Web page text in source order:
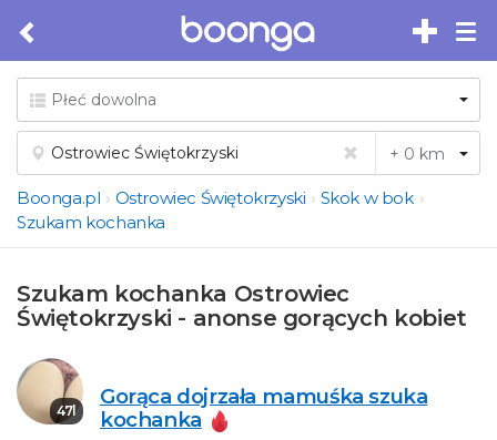
Boonga.pl Ostrowiec Świętokrzyski
Skok w bok
Szukam kochanka
Szukam kochanka Ostrowiec
Świętokrzyski - anonse gorących kobiet
47l
Gorąca dojrzała mamuśka szuka
kochanka